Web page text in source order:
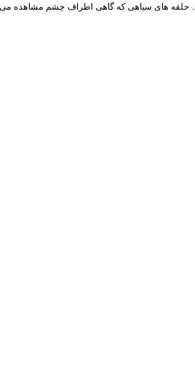
های سیاهی که گاهی اطراف چشم مشاهده می